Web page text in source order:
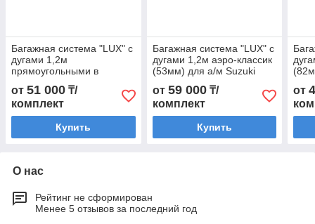
Багажная система "LUX" с
дугами 1,2м
прямоугольными в
пластике для а/м Suzuki
Grand Vitara III 2005-2014
г.в.
от 51 000 ₸/
комплект
Купить
Багажная система "LUX" с
дугами 1,2м аэро-классик
(53мм) для а/м Suzuki
Grand Vitara III 2005-2014
г.в.
от 59 000₸/
комплект
Купить
от
О нас
Рейтинг не сформирован
Менее 5 отзывов за последний год